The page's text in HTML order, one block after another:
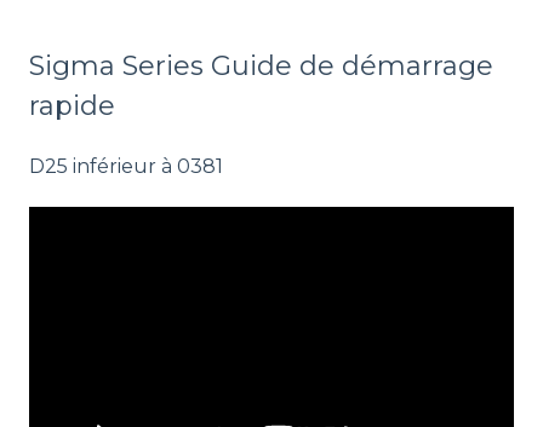
Sigma Series Guide de démarrage
rapide
D25 inférieur à 0381